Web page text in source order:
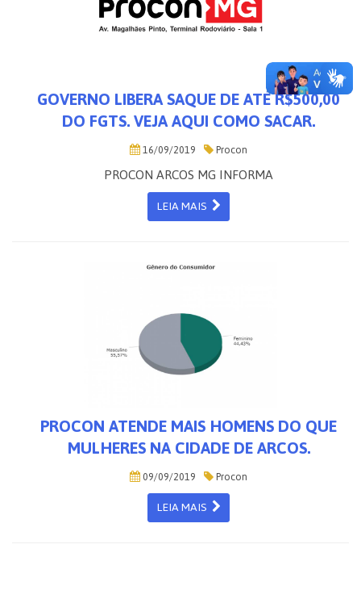
GOVERNO LIBERA SAQUE DE ATÉ R$500,00
DO FGTS. VEJA AQUI COMO SACAR.
16/09/2019 Procon
PROCON ARCOS MG INFORMA
LEIA MAIS
PROCON ATENDE MAIS HOMENS DO QUE
MULHERES NA CIDADE DE ARCOS.
09/09/2019 Procon
LEIA MAIS